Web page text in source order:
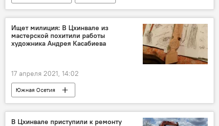
Ищет милиция: В Цхинвале из
мастерской похитили работы
художника Андрея Касабиева
17 апреля 2021, 14:02
Южная Осетия
В Цхинвале приступили к ремонту